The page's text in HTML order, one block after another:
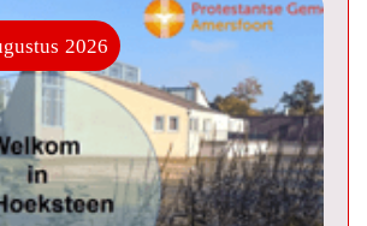
2026